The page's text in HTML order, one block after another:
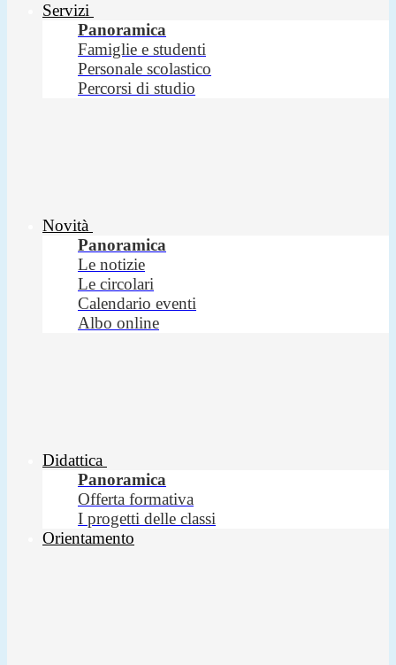
Servizi
Panoramica
Famiglie e studenti
Personale scolastico
Percorsi di studio
Novità
Panoramica
Le notizie
Le circolari
Calendario eventi
Albo online
Didattica
Panoramica
Offerta formativa
I progetti delle classi
Orientamento